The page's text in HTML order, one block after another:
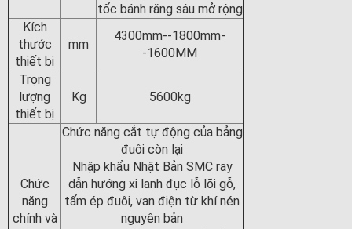
tốc bánh răng sâu mở rộng
Kích
thước
thiết bị
mm
4300mm--1800mm-
-1600MM
Trọng
lượng
thiết bị
Kg 5600kg
Chức
năng
chính và
Chức năng cắt tự động của bảng
đuôi còn lại
Nhập khẩu Nhật Bản SMC ray
dẫn hướng xi lanh đục lỗ lõi gỗ,
tấm ép đuôi, van điện từ khí nén
nguyên bản